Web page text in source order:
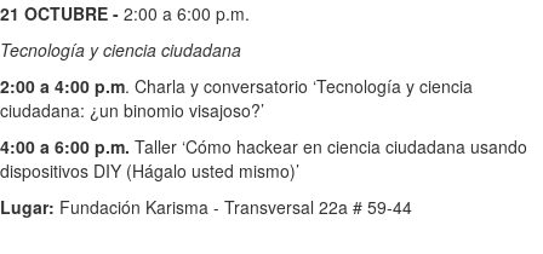
21 OCTUBRE - 2:00 a 6:00 p.m.
Tecnología y ciencia ciudadana
2:00 a 4:00 p.m. Charla y conversatorio ‘Tecnología y ciencia
ciudadana: ¿un binomio visajoso?’
4:00 a 6:00 p.m. Taller ‘Cómo hackear en ciencia ciudadana usando
dispositivos DIY (Hágalo usted mismo)’
Lugar: Fundación Karisma - Transversal 22a # 59-44